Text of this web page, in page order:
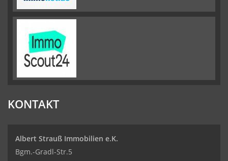
KONTAKT
Albert Strauß Immobilien e.K.
Bgm.-Gradl-Str.5